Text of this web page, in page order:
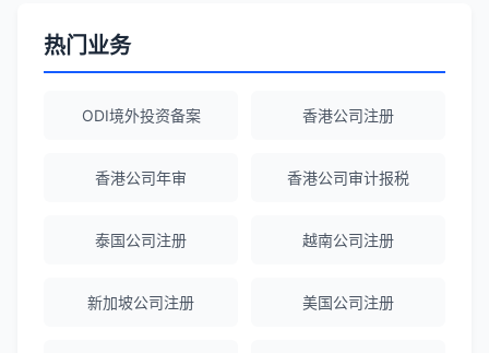
陈经理 ★★★★★
Emma Zhang ★★★★★
热门业务
ODI境外投资备案 香港公司注册
香港公司年审 香港公司审计报税
泰国公司注册 越南公司注册
新加坡公司注册 美国公司注册